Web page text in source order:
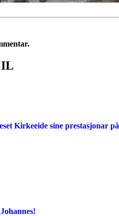
IL
Kirkeeide sine prestasjonar på